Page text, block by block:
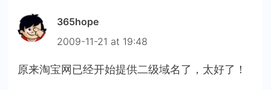
365hope
2009-11-21 at 19:48
原来淘宝网已经开始提供二级域名了，太好了！